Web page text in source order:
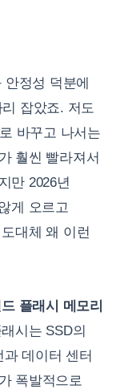
정성 덕분에
잡았죠. 저도
바꾸고 나서는
훨씬 빨라져서
만 2026년
게 오르고
대체 왜 이런
플래시 메모리
시는 SSD의
데이터 센터
폭발적으로